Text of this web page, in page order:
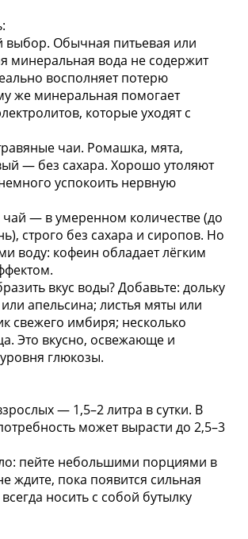
Обычная питьевая или
минеральная вода не содержит
восполняет потерю
же минеральная помогает
которые уходят с
чаи. Ромашка, мята,
— без сахара. Хорошо утоляют
успокоить нервную
— в умеренном количестве (до
строго без сахара и сиропов. Но
воду: кофеин обладает лёгким
вкус воды? Добавьте: дольку
апельсина; листья мяты или
свежего имбиря; несколько
Это вкусно, освежающе и
глюкозы.
— 1,5–2 литра в сутки. В
может вырасти до 2,5–3
пейте небольшими порциями в
ждите, пока появится сильная
носить с собой бутылку